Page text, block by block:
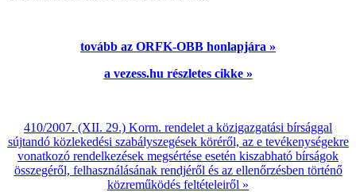
tovább az ORFK-OBB honlapjára »
a vezess.hu részletes cikke »
410/2007. (XII. 29.) Korm. rendelet a közigazgatási bírsággal
sújtandó közlekedési szabályszegések köréről, az e tevékenységekre
vonatkozó rendelkezések megsértése esetén kiszabható bírságok
összegéről, felhasználásának rendjéről és az ellenőrzésben történő
közreműködés feltételeiről »